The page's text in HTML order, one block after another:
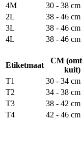
4M
30 - 38 cm
2L
38 - 46 cm
3L
38 - 46 cm
4L
38 - 46 cm
Etiketmaat
CM
kuit)
T1
30 - 34 cm
T2
34 - 38 cm
T3
38 - 42 cm
T4
42 - 46 cm